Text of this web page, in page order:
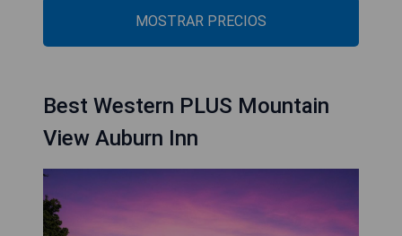
MOSTRAR PRECIOS
Best Western PLUS Mountain
View Auburn Inn